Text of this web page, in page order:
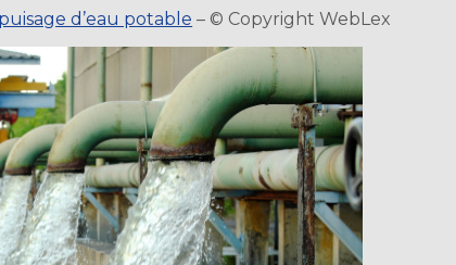
d’eau potable – © Copyright WebLex